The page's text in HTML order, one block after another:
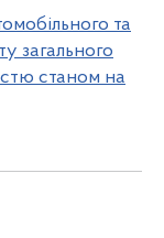
та
загального
станом на